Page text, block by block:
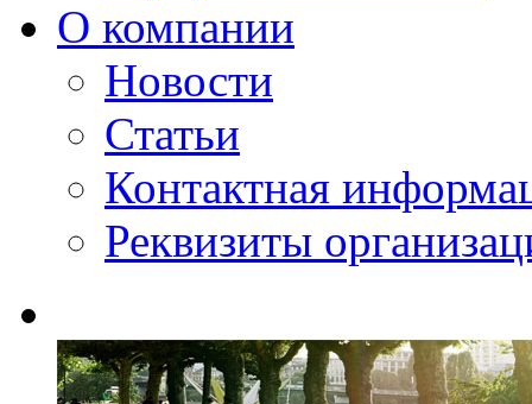
О компании
Новости
Статьи
Контактная
Реквизиты